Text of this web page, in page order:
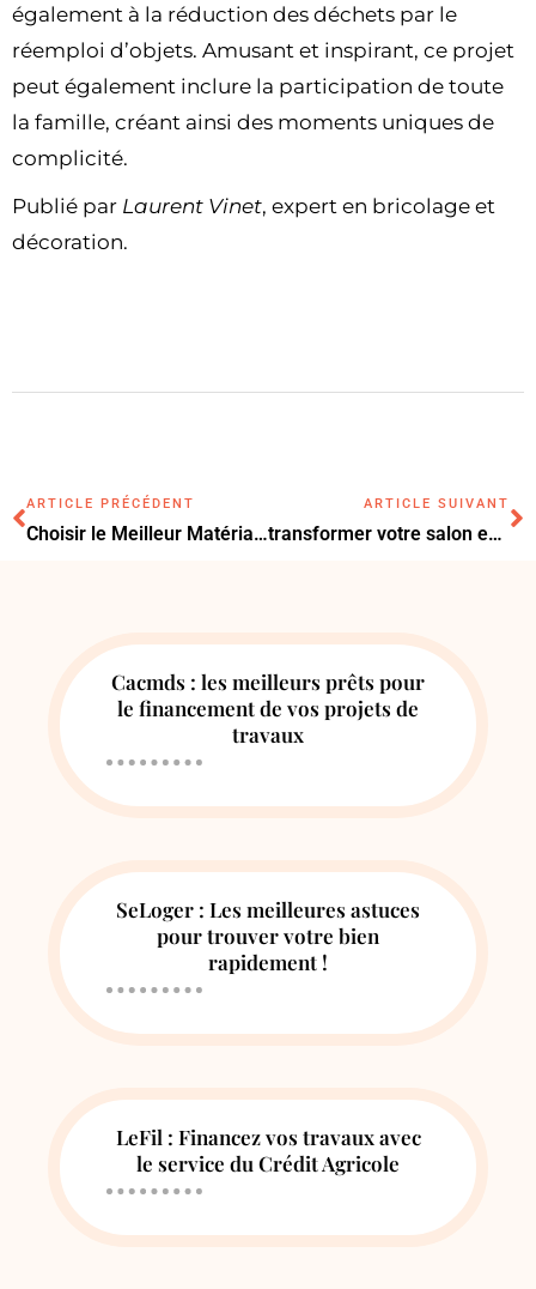
également à la réduction des déchets par le
réemploi d’objets. Amusant et inspirant, ce projet
peut également inclure la participation de toute
la famille, créant ainsi des moments uniques de
complicité.
Publié par Laurent Vinet, expert en bricolage et
décoration.
ARTICLE PRÉCÉDENT
Choisir le Meilleur Matériau de Vitrage pour Votre Voiture
ARTICLE SUIVANT
transformer votre salon en un chef-d’œuvre de style innovant
Cacmds : les meilleurs prêts pour
le financement de vos projets de
travaux
SeLoger : Les meilleures astuces
pour trouver votre bien
rapidement !
LeFil : Financez vos travaux avec
le service du Crédit Agricole